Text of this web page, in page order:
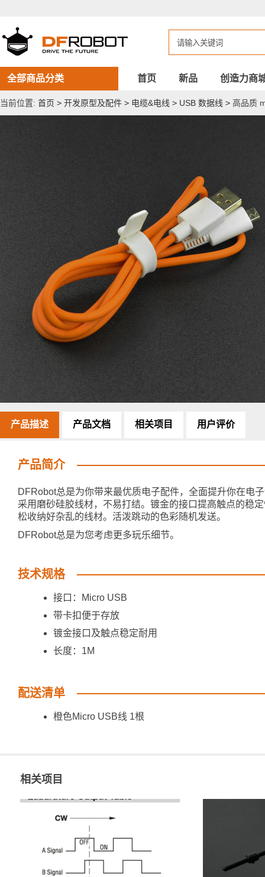
micro
USB
数
据
线
全部商品分类 首页 新品 创造力商
当前位置: 首页 > 开发原型及配件 > 电缆&电线 > USB 数据线 > 高品质
产品描述 产品文档 相关项目 用户评价
产品简介
DFRobot总是为你带来最优质电子配件，全面提升你在电
采用磨砂硅胶线材，不易打结。镀金的接口提高触点的稳
松收纳好杂乱的线材。活泼跳动的色彩随机发送。
DFRobot总是为您考虑更多玩乐细节。
技术规格
接口：Micro USB
带卡扣便于存放
镀金接口及触点稳定耐用
长度：1M
配送清单
橙色Micro USB线 1根
相关项目